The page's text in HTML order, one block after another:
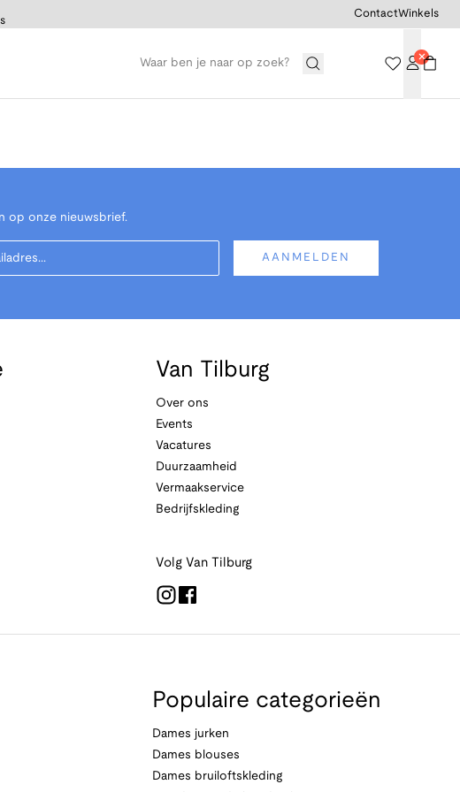
ContactWinkels
op onze nieuwsbrief.
AANMELDEN
Van Tilburg
Over ons
Events
Vacatures
Duurzaamheid
Vermaakservice
Bedrijfskleding
Volg Van Tilburg
Populaire categorieën
Dames jurken
Dames blouses
Dames bruiloftskleding